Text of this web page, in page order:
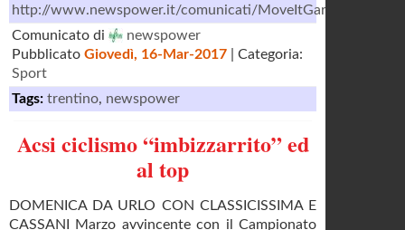
http://www.newspower.it/comunicati/MoveItGardaArcese/
Comunicato di
newspower
Pubblicato Giovedì, 16-Mar-2017 | Categoria:
Sport
Tags: trentino, newspower
Acsi ciclismo “imbizzarrito” ed
al top
DOMENICA DA URLO CON CLASSICISSIMA E
CASSANI Marzo avvincente con il Campionato